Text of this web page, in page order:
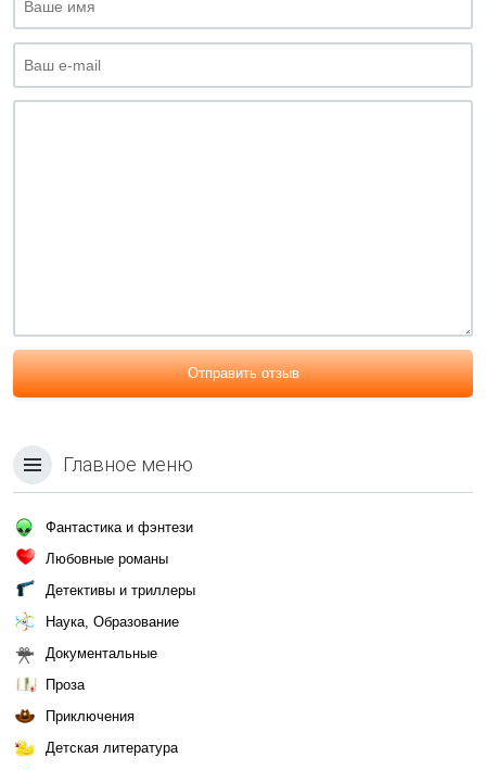
Отправить отзыв
Главное меню
Фантастика и фэнтези
Любовные романы
Детективы и триллеры
Наука, Образование
Документальные
Проза
Приключения
Детская литература